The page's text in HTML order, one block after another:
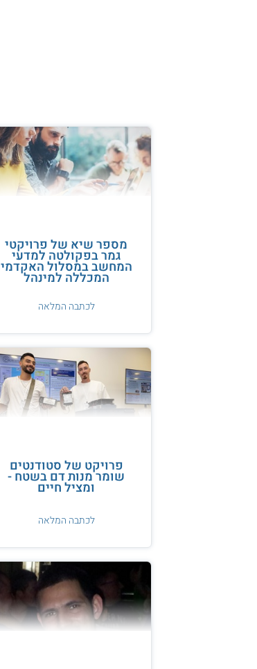
מספר שיא של פרויקטי
גמר בפקולטה למדעי
המחשב במסלול האקדמי
המכללה למינהל
לכתבה המלאה
פרויקט של סטודנטים
שומר מנות דם בשטח -
ומציל חיים
לכתבה המלאה